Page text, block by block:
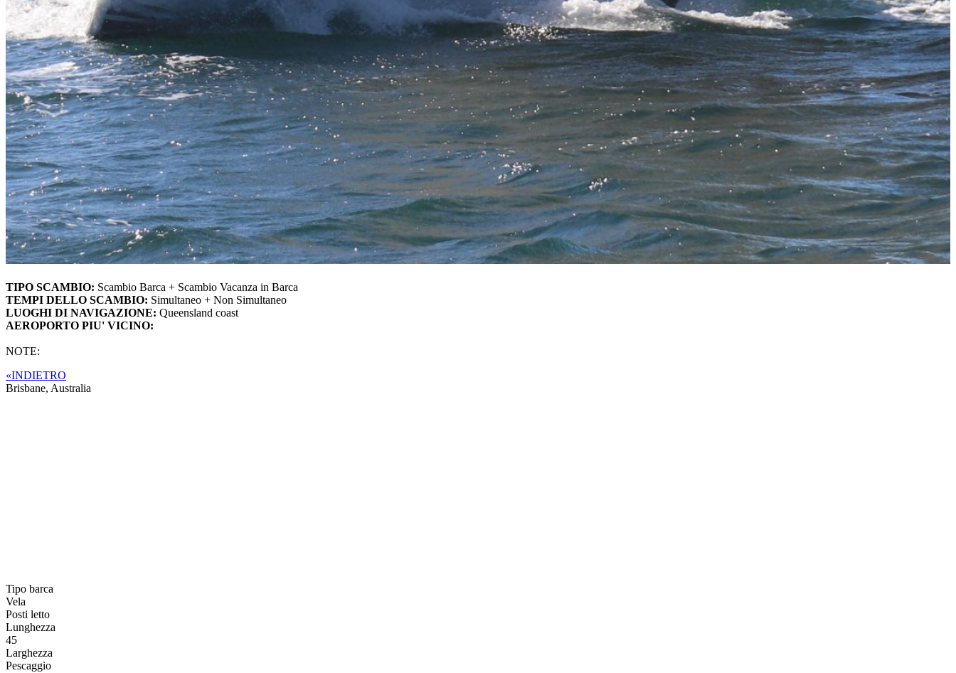
TIPO SCAMBIO: Scambio Barca + Scambio Vacanza in Barca
TEMPI DELLO SCAMBIO: Simultaneo + Non Simultaneo
LUOGHI DI NAVIGAZIONE: Queensland coast
AEROPORTO PIU' VICINO:
NOTE:
«INDIETRO
Brisbane, Australia
Tipo barca
Vela
Posti letto
Lunghezza
45
Larghezza
Pescaggio